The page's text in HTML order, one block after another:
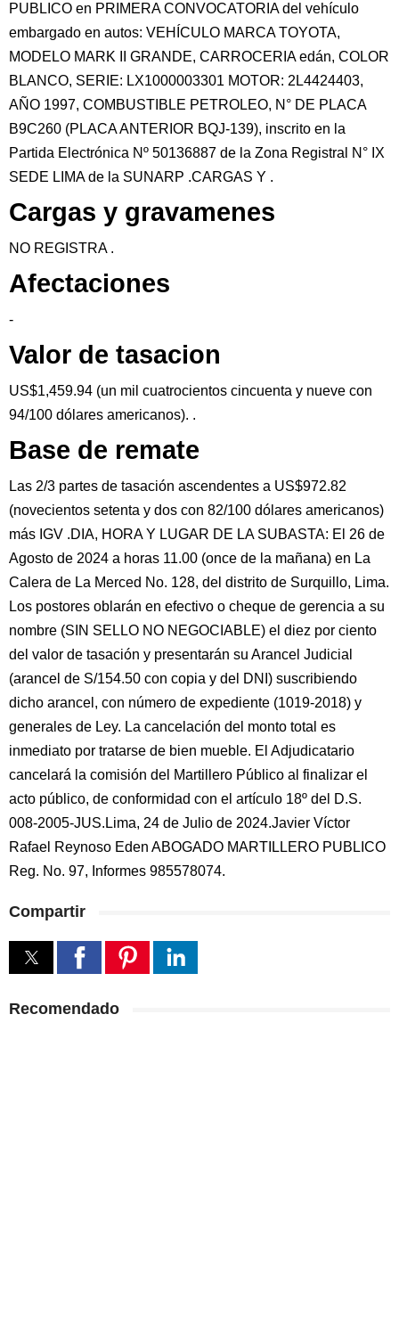
PUBLICO en PRIMERA CONVOCATORIA del vehículo
embargado en autos: VEHÍCULO MARCA TOYOTA,
MODELO MARK II GRANDE, CARROCERIA edán, COLOR
BLANCO, SERIE: LX1000003301 MOTOR: 2L4424403,
AÑO 1997, COMBUSTIBLE PETROLEO, N° DE PLACA
B9C260 (PLACA ANTERIOR BQJ-139), inscrito en la
Partida Electrónica Nº 50136887 de la Zona Registral N° IX
SEDE LIMA de la SUNARP .CARGAS Y .
Cargas y gravamenes
NO REGISTRA .
Afectaciones
-
Valor de tasacion
US$1,459.94 (un mil cuatrocientos cincuenta y nueve con
94/100 dólares americanos). .
Base de remate
Las 2/3 partes de tasación ascendentes a US$972.82
(novecientos setenta y dos con 82/100 dólares americanos)
más IGV .DIA, HORA Y LUGAR DE LA SUBASTA: El 26 de
Agosto de 2024 a horas 11.00 (once de la mañana) en La
Calera de La Merced No. 128, del distrito de Surquillo, Lima.
Los postores oblarán en efectivo o cheque de gerencia a su
nombre (SIN SELLO NO NEGOCIABLE) el diez por ciento
del valor de tasación y presentarán su Arancel Judicial
(arancel de S/154.50 con copia y del DNI) suscribiendo
dicho arancel, con número de expediente (1019-2018) y
generales de Ley. La cancelación del monto total es
inmediato por tratarse de bien mueble. El Adjudicatario
cancelará la comisión del Martillero Público al finalizar el
acto público, de conformidad con el artículo 18º del D.S.
008-2005-JUS.Lima, 24 de Julio de 2024.Javier Víctor
Rafael Reynoso Eden ABOGADO MARTILLERO PUBLICO
Reg. No. 97, Informes 985578074.
Compartir
Recomendado